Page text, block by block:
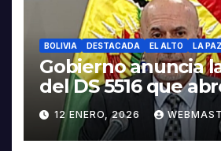
BOLIVIA DESTACADA EL ALTO LA PAZ
Gobierno anuncia
del DS 5516 que
5503
12 ENERO, 2026